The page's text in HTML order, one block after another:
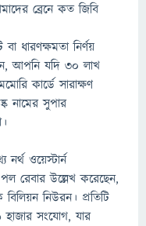
ব্রেনে কত জিবি
বা ধারণক্ষমতা নির্ণয়
আপনি যদি ৩০ লাখ
কার্ডে সারাক্ষণ
নামের সুপার
নর্থ ওয়েস্টার্ন
রেবার উল্লেখ করেছেন,
নিউরন। প্রতিটি
সংযোগ, যার